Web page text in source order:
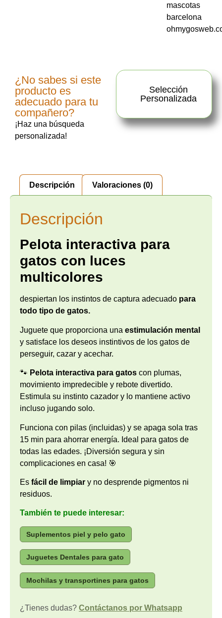
¿No sabes si este
producto es
adecuado para tu
compañero?
¡Haz una búsqueda
personalizada!
Selección
Personalizada
Descripción Valoraciones (0)
Descripción
Pelota interactiva para
gatos con luces
multicolores
despiertan los instintos de captura adecuado para
todo tipo de gatos.
Juguete que proporciona una estimulación mental
y satisface los deseos instintivos de los gatos de
perseguir, cazar y acechar.
🐾 Pelota interactiva para gatos con plumas,
movimiento impredecible y rebote divertido.
Estimula su instinto cazador y lo mantiene activo
incluso jugando solo.
Funciona con pilas (incluidas) y se apaga sola tras
15 min para ahorrar energía. Ideal para gatos de
todas las edades. ¡Diversión segura y sin
complicaciones en casa! 🎯
Es fácil de limpiar y no desprende pigmentos ni
residuos.
También te puede interesar:
Suplementos piel y pelo gato
Juguetes Dentales para gato
Mochilas y transportines para gatos
¿Tienes dudas? Contáctanos por Whatsapp